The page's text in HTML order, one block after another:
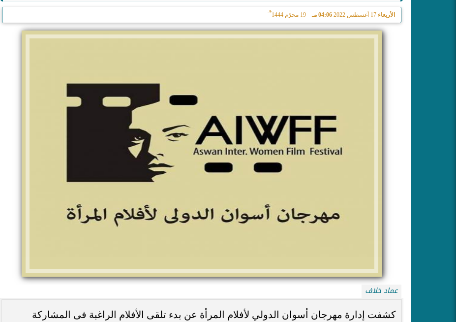
الأربعاء 17 أغسطس 2022 04:06 مـ 19 محرّم 1444
هـ
عماد خلاف
كشفت إدارة مهرجان أسوان الدولي لأفلام المرأة عن بدء تلقى الأفلام الراغبة فى المشاركة